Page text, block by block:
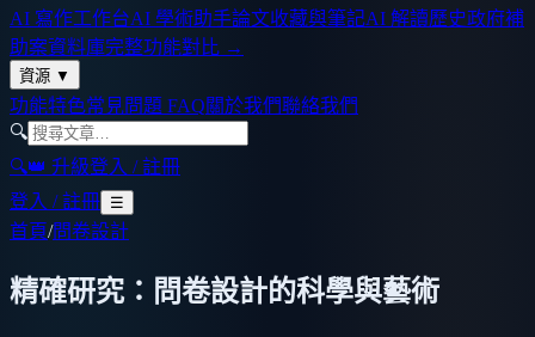
AI 寫作工作台AI 學術助手論文收藏與筆記AI 解讀歷史政府補
助案資料庫完整功能對比 →
資源 ▼
功能特色常見問題 FAQ關於我們聯絡我們
🔍
🔍👑 升級登入 / 註冊
登入 / 註冊 ☰
首頁/問卷設計
精確研究：問卷設計的科學與藝術